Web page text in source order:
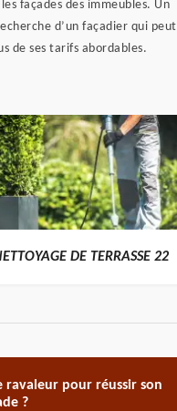
façades des immeubles. Un
d’un façadier qui peut
de ses tarifs abordables.
DE TERRASSE 22
ravaleur pour réussir son
?